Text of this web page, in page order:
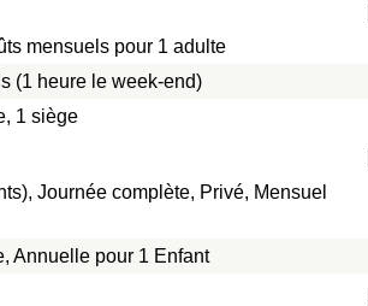
mensuels pour 1 adulte
(1 heure le week-end)
1 siège
Journée complète, Privé, Mensuel
Annuelle pour 1 Enfant